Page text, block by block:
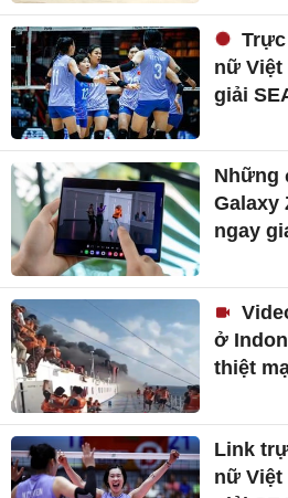
nữ Việt
giải
Những
Galaxy
ngay
ở
thiệt
Link
nữ Việt